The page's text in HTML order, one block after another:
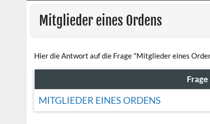
Mitglieder eines Ordens
Hier die Antwort auf die Frage "Mitglieder eines
Frage
MITGLIEDER EINES ORDENS